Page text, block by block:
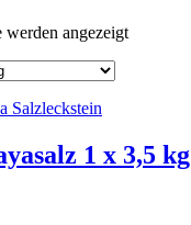
angezeigt
1 x 3,5 kg